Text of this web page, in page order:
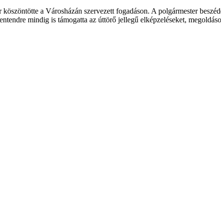
a Városházán szervezett fogadáson. A polgármester
mindig is támogatta az úttörő jellegű elképzeléseket,